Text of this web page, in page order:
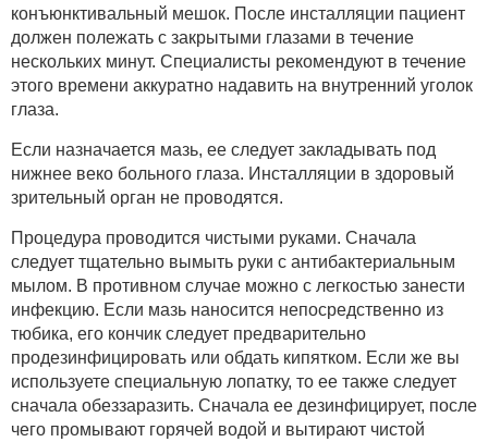
конъюнктивальный мешок. После инсталляции пациент
должен полежать с закрытыми глазами в течение
нескольких минут. Специалисты рекомендуют в течение
этого времени аккуратно надавить на внутренний уголок
глаза.
Если назначается мазь, ее следует закладывать под
нижнее веко больного глаза. Инсталляции в здоровый
зрительный орган не проводятся.
Процедура проводится чистыми руками. Сначала
следует тщательно вымыть руки с антибактериальным
мылом. В противном случае можно с легкостью занести
инфекцию. Если мазь наносится непосредственно из
тюбика, его кончик следует предварительно
продезинфицировать или обдать кипятком. Если же вы
используете специальную лопатку, то ее также следует
сначала обеззаразить. Сначала ее дезинфицирует, после
чего промывают горячей водой и вытирают чистой